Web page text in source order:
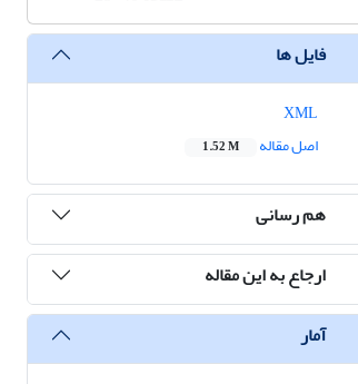
فایل ها
اصل مقاله
1.52 M
هم رسانی
ارجاع به این مقاله
آمار